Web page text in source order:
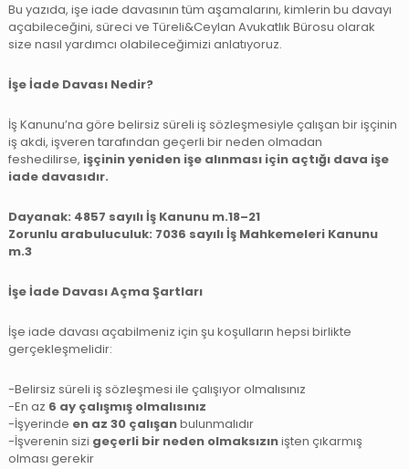
Bu yazıda, işe iade davasının tüm aşamalarını, kimlerin bu davayı
açabileceğini, süreci ve Türeli&Ceylan Avukatlık Bürosu olarak
size nasıl yardımcı olabileceğimizi anlatıyoruz.
İşe İade Davası Nedir?
İş Kanunu’na göre belirsiz süreli iş sözleşmesiyle çalışan bir işçinin
iş akdi, işveren tarafından geçerli bir neden olmadan
feshedilirse, işçinin yeniden işe alınması için açtığı dava işe
iade davasıdır.
Dayanak: 4857 sayılı İş Kanunu m.18–21
Zorunlu arabuluculuk: 7036 sayılı İş Mahkemeleri Kanunu
m.3
İşe İade Davası Açma Şartları
İşe iade davası açabilmeniz için şu koşulların hepsi birlikte
gerçekleşmelidir:
-Belirsiz süreli iş sözleşmesi ile çalışıyor olmalısınız
-En az 6 ay çalışmış olmalısınız
-İşyerinde en az 30 çalışanbulunmalıdır
-İşverenin sizi geçerli bir neden olmaksızınişten çıkarmış
olması gerekir